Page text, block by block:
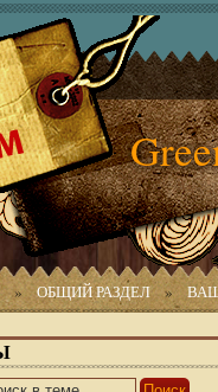
» ОБЩИЙ РАЗДЕЛ »